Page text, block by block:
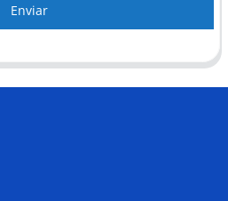
Enviar